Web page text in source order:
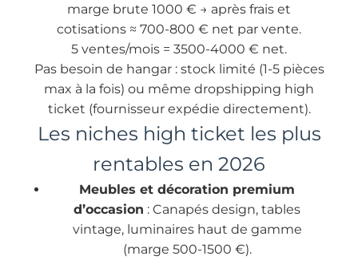
marge brute 1000 € → après frais et
cotisations ≈ 700-800 € net par vente.
5 ventes/mois = 3500-4000 € net.
Pas besoin de hangar : stock limité (1-5 pièces
max à la fois) ou même dropshipping high
ticket (fournisseur expédie directement).
Les niches high ticket les plus
rentables en 2026
Meubles et décoration premium
d’occasion : Canapés design, tables
vintage, luminaires haut de gamme
(marge 500-1500 €).